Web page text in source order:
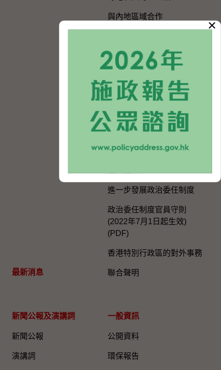
最新消息
與內地區域合作
便利港人在內地發展的政策
措施
在內地及台灣的辦事處
選舉事務
區的實踐》白皮書
進一步發展政治委任制度
政治委任制度官員守則
(2022年7月1日起生效)
(PDF)
香港特別行政區的對外事務
聯合聲明
新聞公報及演講詞
新聞公報
演講詞
一般資訊​
公開資料
環保報告
×